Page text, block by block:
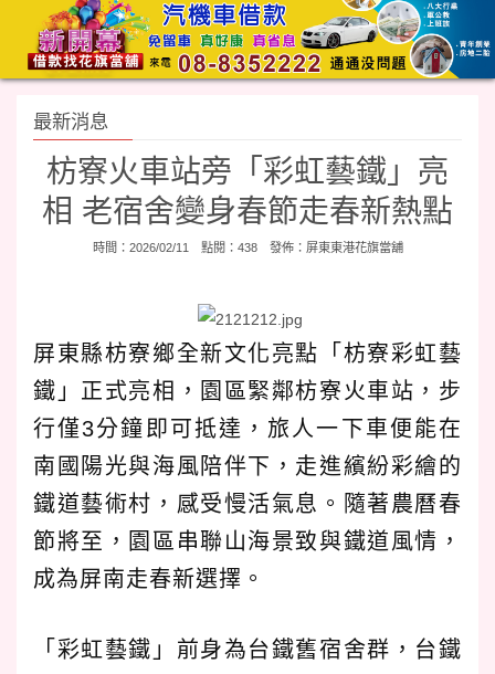
最新消息
枋寮火車站旁「彩虹藝鐵」亮
相 老宿舍變身春節走春新熱點
時間：2026/02/11 點閱：438 發佈： 屏東東港花旗當舖
屏東縣枋寮鄉全新文化亮點「枋寮彩虹藝
鐵」正式亮相，園區緊鄰枋寮火車站，步
行僅3分鐘即可抵達，旅人一下車便能在
南國陽光與海風陪伴下，走進繽紛彩繪的
鐵道藝術村，感受慢活氣息。隨著農曆春
節將至，園區串聯山海景致與鐵道風情，
成為屏南走春新選擇。
「彩虹藝鐵」前身為台鐵舊宿舍群，台鐵